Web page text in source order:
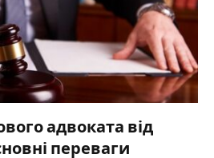
адвоката від
переваги